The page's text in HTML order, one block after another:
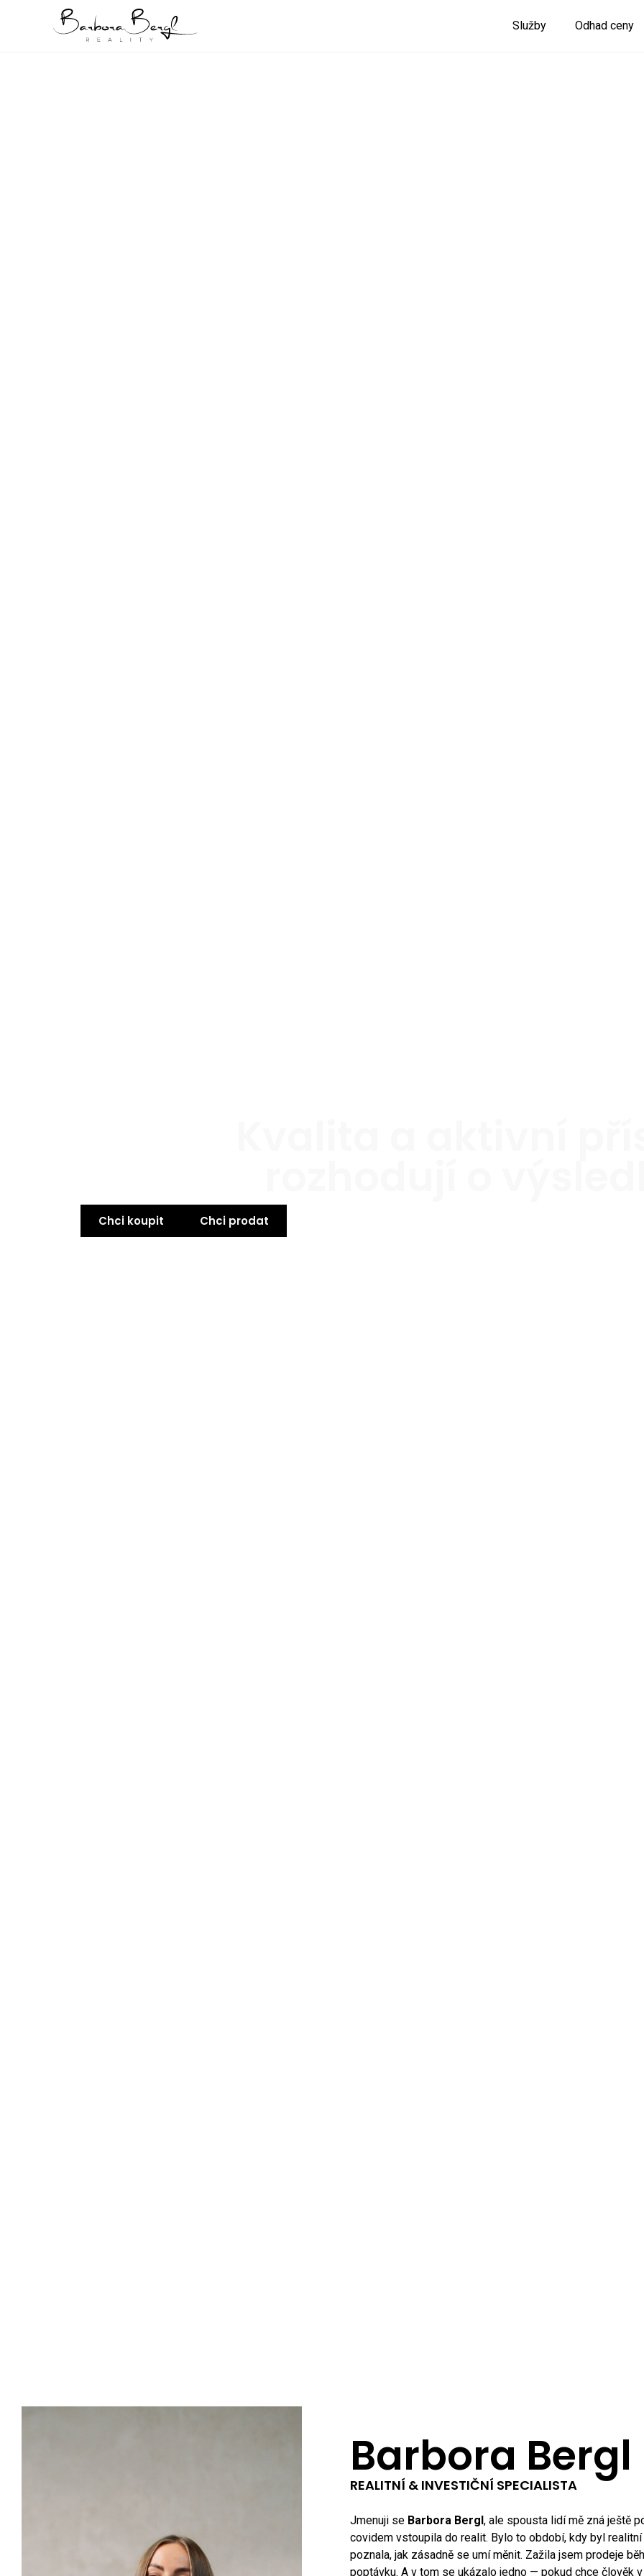
Služby Odhad ceny
Chci koupit Chci prodat
Barbora Bergl
REALITNÍ & INVESTIČNÍ SPECIALISTA
Jmenuji se Barbora Bergl, ale spousta lidí mě zná ještě
covidem vstoupila do realit. Bylo to období, kdy byl
poznala, jak zásadně se umí měnit. Zažila jsem prodeje
poptávku. A v tom se ukázalo jedno — pokud chce člověk